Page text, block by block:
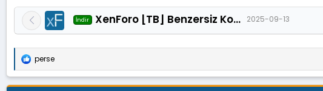
İndir XenForo [TB] Benzersiz Konu Başlığı 1.0.0 2025-09-13
T
e
p
perse